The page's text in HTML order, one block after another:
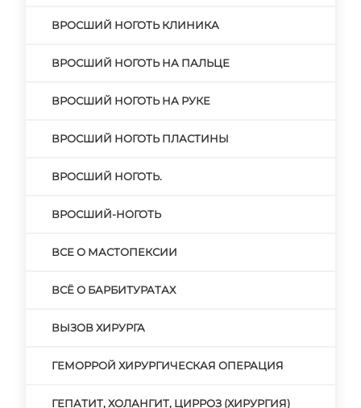
ВРОСШИЙ НОГОТЬ КЛИНИКА
ВРОСШИЙ НОГОТЬ НА ПАЛЬЦЕ
ВРОСШИЙ НОГОТЬ НА РУКЕ
ВРОСШИЙ НОГОТЬ ПЛАСТИНЫ
ВРОСШИЙ НОГОТЬ.
ВРОСШИЙ-НОГОТЬ
ВСЕ О МАСТОПЕКСИИ
ВСЁ О БАРБИТУРАТАХ
ВЫЗОВ ХИРУРГА
ГЕМОРРОЙ ХИРУРГИЧЕСКАЯ ОПЕРАЦИЯ
ГЕПАТИТ, ХОЛАНГИТ, ЦИРРОЗ (ХИРУРГИЯ)